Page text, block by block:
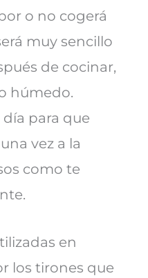
o no cogerá
muy sencillo
de cocinar,
húmedo.
para que
vez a la
como te
en
los tirones que